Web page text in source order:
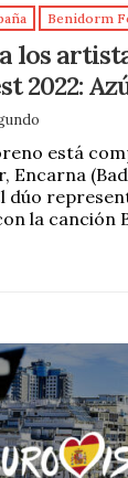
Benidorm
los
2022:
está
Encarna
dúo
la canción